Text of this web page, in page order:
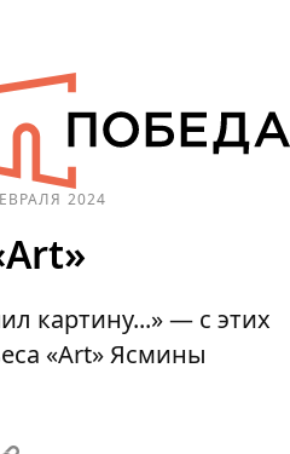
2024
картину...» — с этих
«Art» Ясмины